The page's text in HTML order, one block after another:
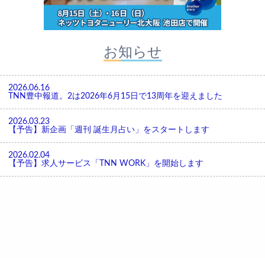
お知らせ
2026.06.16
TNN豊中報道。2は2026年6月15日で13周年を迎えました
2026.03.23
【予告】新企画「週刊 誕生月占い」をスタートします
2026.02.04
【予告】求人サービス「TNN WORK」を開始します